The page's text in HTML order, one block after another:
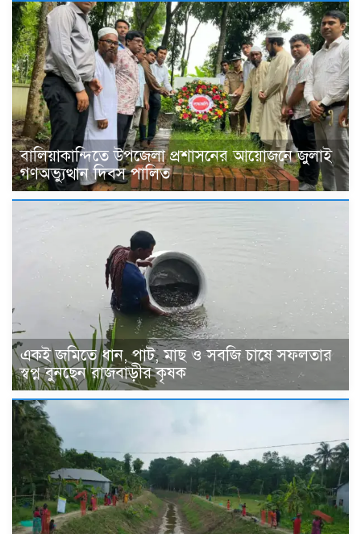
বালিয়াকান্দিতে উপজেলা প্রশাসনের আয়োজনে জুলাই
গণঅভ্যুত্থান দিবস পালিত
একই জমিতে ধান, পাট, মাছ ও সবজি চাষে সফলতার
স্বপ্ন বুনছেন রাজবাড়ীর কৃষক